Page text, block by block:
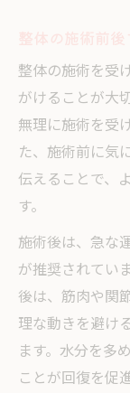
整体の施術を受
がけることが大
無理に施術を受
た、施術前に気
伝えることで、
す。
施術後は、急な
が推奨されてい
後は、筋肉や関
理な動きを避け
ます。水分を多
ことが回復を促